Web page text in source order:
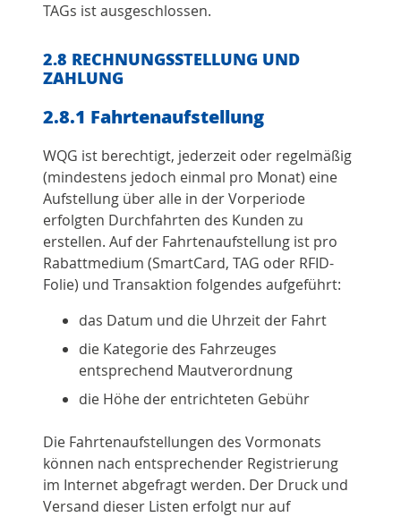
TAGs ist ausgeschlossen.
2.8 RECHNUNGSSTELLUNG UND
ZAHLUNG
2.8.1 Fahrtenaufstellung
WQG ist berechtigt, jederzeit oder regelmäßig
(mindestens jedoch einmal pro Monat) eine
Aufstellung über alle in der Vorperiode
erfolgten Durchfahrten des Kunden zu
erstellen. Auf der Fahrtenaufstellung ist pro
Rabattmedium (SmartCard, TAG oder RFID-
Folie) und Transaktion folgendes aufgeführt:
das Datum und die Uhrzeit der Fahrt
die Kategorie des Fahrzeuges
entsprechend Mautverordnung
die Höhe der entrichteten Gebühr
Die Fahrtenaufstellungen des Vormonats
können nach entsprechender Registrierung
im Internet abgefragt werden. Der Druck und
Versand dieser Listen erfolgt nur auf